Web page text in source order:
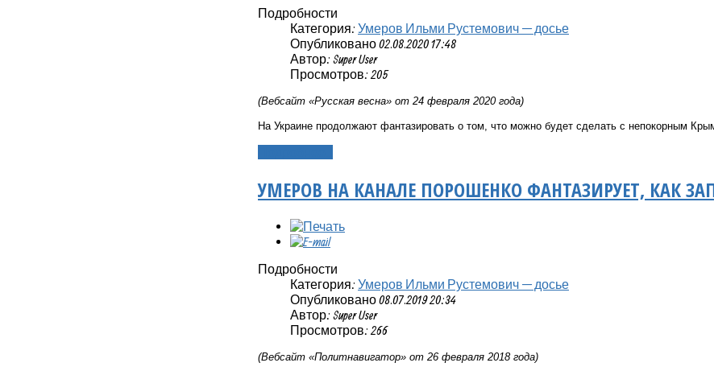
Подробности
Категория: Умеров Ильми Рустемович — досье
Опубликовано 02.08.2020 17:48
Автор: Super User
Просмотров: 205
(Вебсайт «Русская весна» от 24 февраля 2020 года)
На Украине продолжают фантазировать о том, что можно будет сделать с непокорным
УМЕРОВ НА КАНАЛЕ ПОРОШЕНКО ФАНТАЗИРУЕТ, КАК
Подробности
Категория: Умеров Ильми Рустемович — досье
Опубликовано 08.07.2019 20:34
Автор: Super User
Просмотров: 266
(Вебсайт «Политнавигатор» от 26 февраля 2018 года)